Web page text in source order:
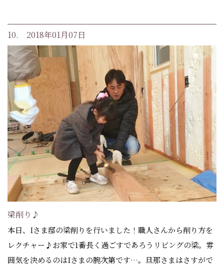
10. 2018年01月07日
梁削り♪
本日、Iさま邸の梁削りを行いました！職人さんから削り方を
レクチャー♪お家で1番長く過ごすであろうリビングの梁。雰
囲気を決めるのはIさまの腕次第です…。旦那さまはさすがで